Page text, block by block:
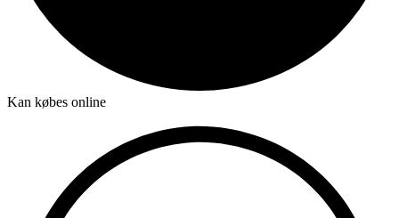
Kan købes online